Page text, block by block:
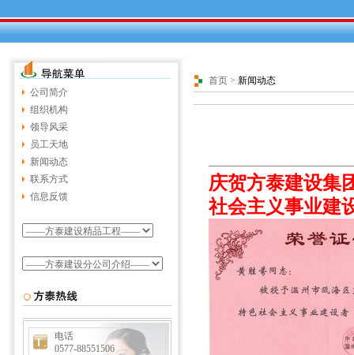
公司简介
组织机构
领导风采
员工天地
新闻动态
联系方式
信息反馈
电话
0577-88551506
首页 > 新闻动态
庆贺方泰建设集
社会主义事业建